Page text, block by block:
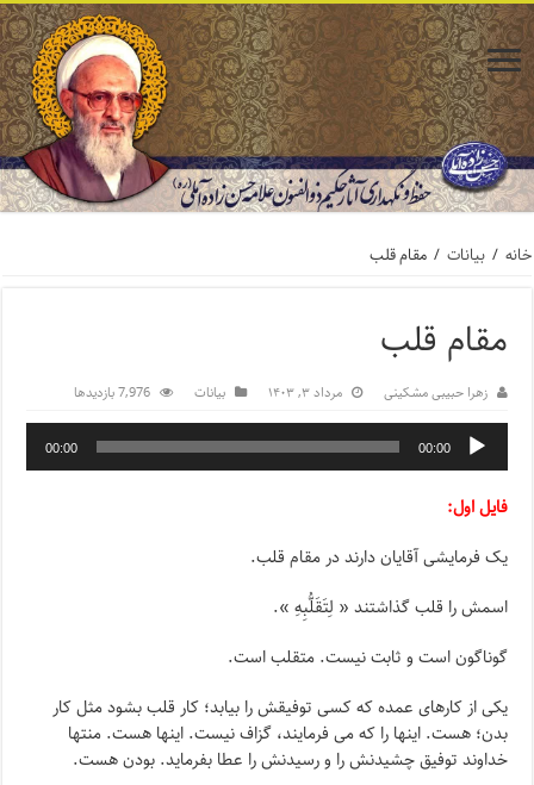
خانه / بیانات / مقام قلب
مقام قلب
زهرا حبیبی مشکینی مرداد ۳, ۱۴۰۳ بیانات 7,976 بازدیدها
00:00
00:00
فایل اول:
یک فرمایشی آقایان دارند در مقام قلب.
اسمش را قلب گذاشتند « لِتَقَلُّبِهِ ».
گوناگون است و ثابت نیست. متقلب است.
یکی از کارهای عمده که کسی توفیقش را بیابد؛ کار قلب بشود مثل کار
بدن؛ هست. اینها را که می فرمایند، گزاف نیست. اینها هست. منتها
خداوند توفیق چشیدنش را و رسیدنش را عطا بفرماید. بودن هست.